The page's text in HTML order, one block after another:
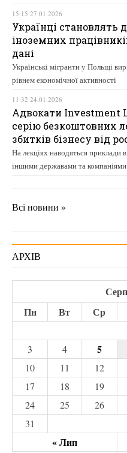
15:15 27.01.2026
Українці становлять
іноземних
дані
Українські мігранти у Польщі
рівнем економічної активності
11:32 24.01.2026
Адвокати Investment
серію безкоштовних
збитків бізнесу від
На лекціях наводяться
іншими державами та компаніями
Всі новини »
АРХІВ
Пн
Вт Ср
« Лип
3
4 5
10
11 12
17
18 19
24
25 26
31